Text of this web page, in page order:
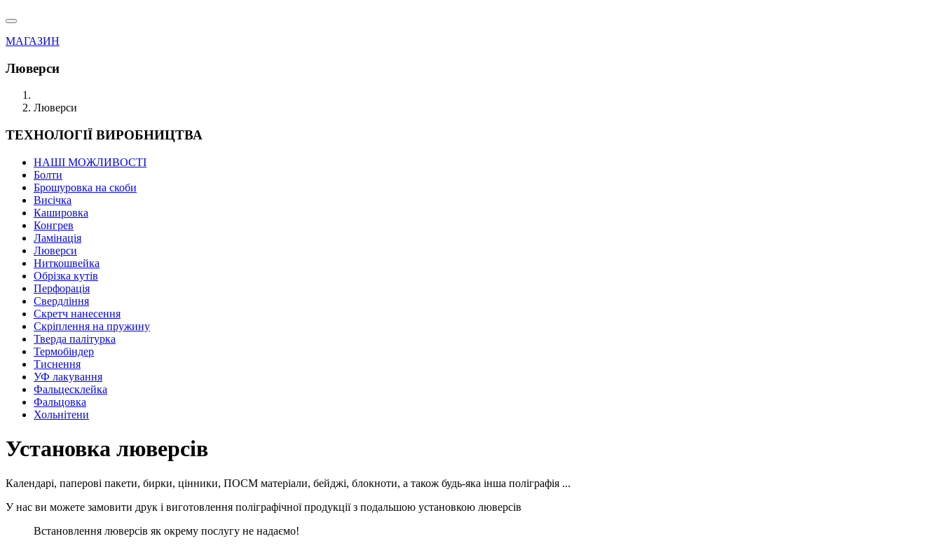
МАГАЗИН
Люверси
Люверси
ТЕХНОЛОГІЇ ВИРОБНИЦТВА
НАШІ МОЖЛИВОСТІ
Болти
Брошуровка на скоби
Висічка
Кашировка
Конгрев
Ламінація
Люверси
Ниткошвейка
Обрізка кутів
Перфорація
Свердління
Скретч нанесення
Скріплення на пружину
Тверда палітурка
Термобіндер
Тиснення
УФ лакування
Фальцесклейка
Фальцовка
Хольнітени
Установка люверсів
Календарі, паперові пакети, бирки, цінники, ПОСМ матеріали, бейджі, блокноти, а також будь-яка інша поліграфія ...
У нас ви можете замовити друк і виготовлення поліграфічної продукції з подальшою установкою люверсів
Встановлення люверсів як окрему послугу не надаємо!